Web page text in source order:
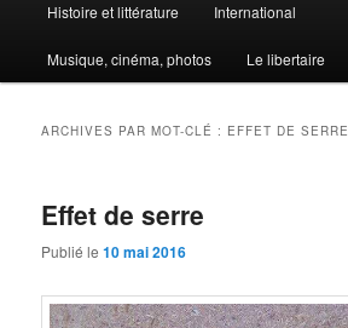
Histoire et littérature International
Musique, cinéma, photos Le libertaire
ARCHIVES PAR MOT-CLÉ : EFFET DE SERRE
Effet de serre
Publié le10 mai 2016